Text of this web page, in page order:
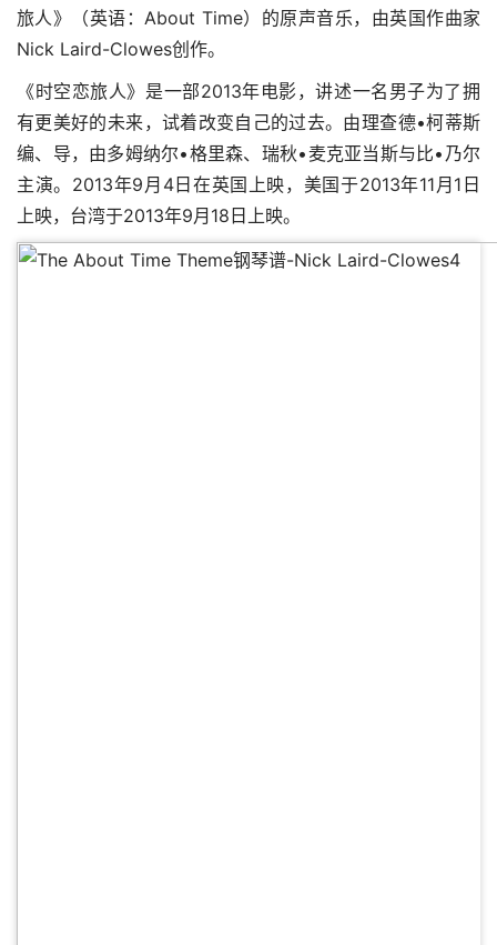
旅人》（英语：About Time）的原声音乐，由英国作曲家
Nick Laird-Clowes创作。
《时空恋旅人》是一部2013年电影，讲述一名男子为了拥
有更美好的未来，试着改变自己的过去。由理查德•柯蒂斯
编、导，由多姆纳尔•格里森、瑞秋•麦克亚当斯与比•乃尔
主演。2013年9月4日在英国上映，美国于2013年11月1日
上映，台湾于2013年9月18日上映。